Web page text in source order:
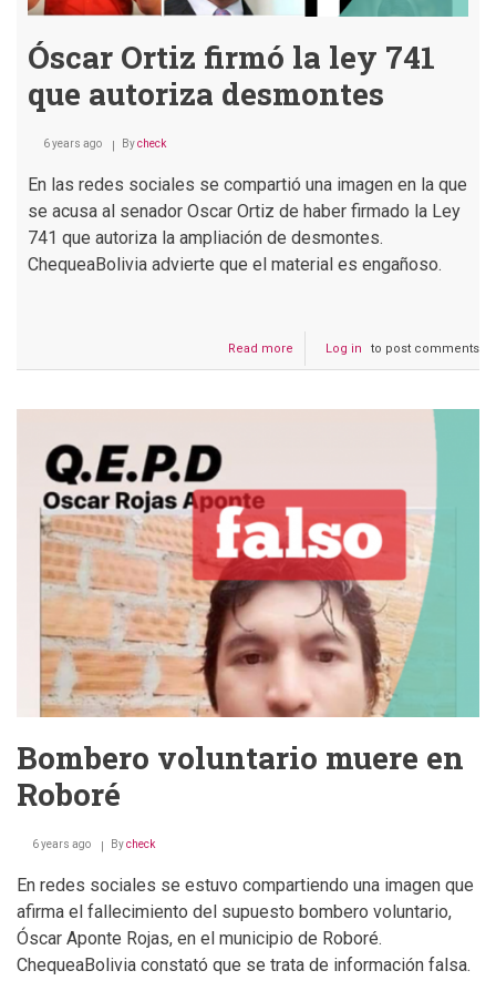
Óscar Ortiz firmó la ley 741
que autoriza desmontes
6 years ago Bycheck
En las redes sociales se compartió una imagen en la que
se acusa al senador Oscar Ortiz de haber firmado la Ley
741 que autoriza la ampliación de desmontes.
ChequeaBolivia advierte que el material es engañoso.
Read more
Óscar
Log in to post comments
Bombero voluntario muere en
Roboré
6 years ago Bycheck
En redes sociales se estuvo compartiendo una imagen que
afirma el fallecimiento del supuesto bombero voluntario,
Óscar Aponte Rojas, en el municipio de Roboré.
ChequeaBolivia constató que se trata de información falsa.